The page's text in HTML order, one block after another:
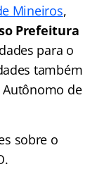
Mineiros,
Prefeitura
para o
também
Autônomo de
sobre o